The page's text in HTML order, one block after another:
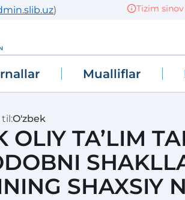
) Tizim sinov
Mualliflar
til:O'zbek
OLIY TA’LIM
SHAXSIY